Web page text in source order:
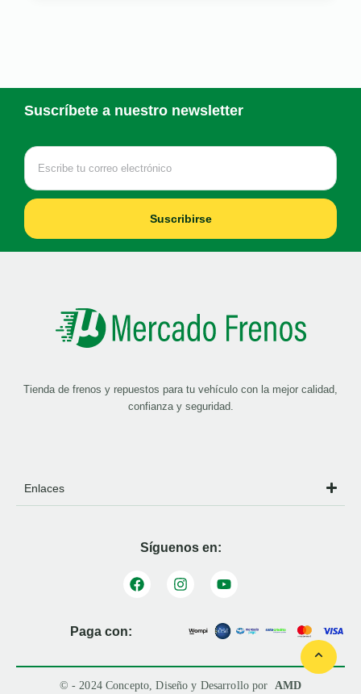
Suscríbete a nuestro newsletter
Suscribirse
Tienda de frenos y repuestos para tu vehículo con la mejor calidad,
confianza y seguridad.
Enlaces
Síguenos en:
Paga con:
© - 2024 Concepto, Diseño y Desarrollo por AMD